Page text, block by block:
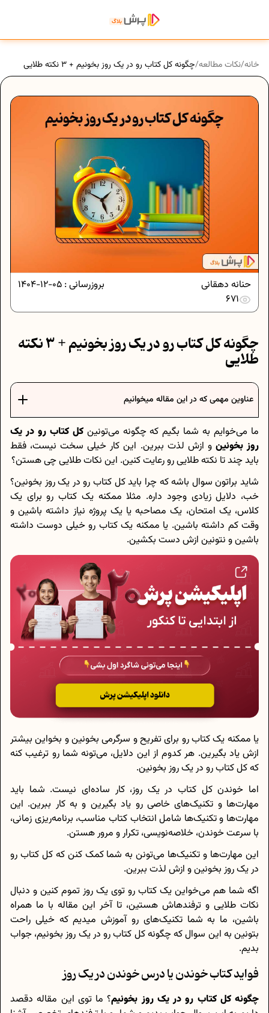
خانه/نکات مطالعه/چگونه کل کتاب رو در یک روز بخونیم + 3 نکته طلایی
بروزرسانی : 05-12-1404
حنانه دهقانی
671
چگونه کل کتاب رو در یک روز بخونیم + 3 نکته
طلایی
عناوین مهمی که در این مقاله میخوانیم
ما می‌خوایم به شما بگیم که چگونه می‌تونینکل کتاب رو در یک
روز بخونین و ازش لذت ببرین. این کار خیلی سخت نیست، فقط
باید چند تا نکته طلایی رو رعایت کنین. این نکات طلایی چی هستن؟
شاید براتون سوال باشه که چرا باید کل کتاب رو در یک روز بخونین؟
خب، دلایل زیادی وجود داره. مثلا ممکنه یک کتاب رو برای یک
کلاس، یک امتحان، یک مصاحبه یا یک پروژه نیاز داشته باشین و
وقت کم داشته باشین. یا ممکنه یک کتاب رو خیلی دوست داشته
باشین و نتونین ازش دست بکشین.
یا ممکنه یک کتاب رو برای تفریح و سرگرمی بخونین و بخواین بیشتر
ازش یاد بگیرین. هر کدوم از این دلایل، می‌تونه شما رو ترغیب کنه
که کل کتاب رو در یک روز بخونین.
اما خوندن کل کتاب در یک روز، کار ساده‌ای نیست. شما باید
مهارت‌ها و تکنیک‌های خاصی رو یاد بگیرین و به کار ببرین. این
مهارت‌ها و تکنیک‌ها شامل انتخاب کتاب مناسب، برنامه‌ریزی زمانی،
با سرعت خوندن، خلاصه‌نویسی، تکرار و مرور هستن.
این مهارت‌ها و تکنیک‌ها می‌تونن به شما کمک کنن که کل کتاب رو
در یک روز بخونین و ازش لذت ببرین.
اگه شما هم می‌خواین یک کتاب رو توی یک روز تموم کنین و دنبال
نکات طلایی و ترفندهاش هستین، تا آخر این مقاله با ما همراه
باشین، ما به شما تکنیک‌های رو آموزش میدیم که خیلی راحت
بتونین به این سوال که چگونه کل کتاب رو در یک روز بخونیم، جواب
بدیم.
فواید کتاب خوندن یا درس خوندن در یک روز
چگونه کل کتاب رو در یک روز بخونیم؟ ما توی این مقاله دقصد